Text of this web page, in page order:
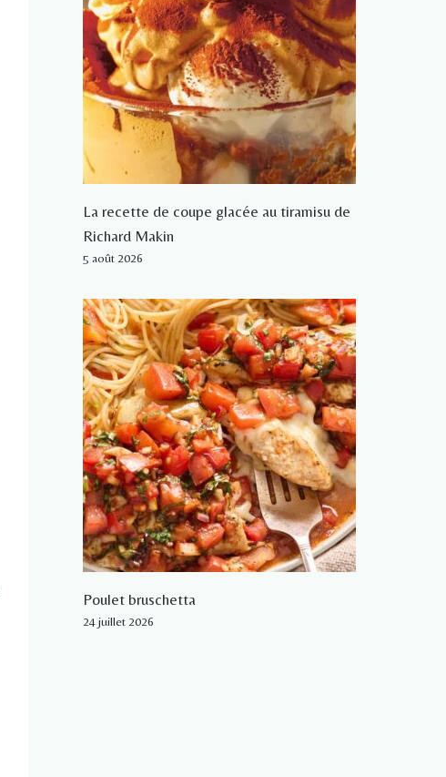
La recette de coupe glacée au tiramisu de
Richard Makin
5 août 2026
Poulet bruschetta
24 juillet 2026